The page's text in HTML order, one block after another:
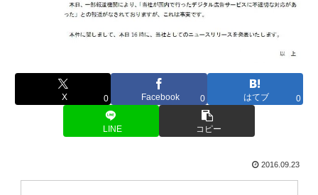
X 0 Facebook 0 はてブ 0
LINE コピー
2016.09.23